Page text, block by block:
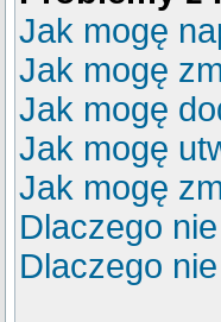
Jak mogę
Jak mogę
Jak mogę
Jak mogę
Jak mogę
Dlaczego
Dlaczego